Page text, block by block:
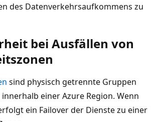
des Datenverkehrsaufkommens zu
bei Ausfällen von
sind physisch getrennte Gruppen
einer Azure Region. Wenn
ein Failover der Dienste zu einer